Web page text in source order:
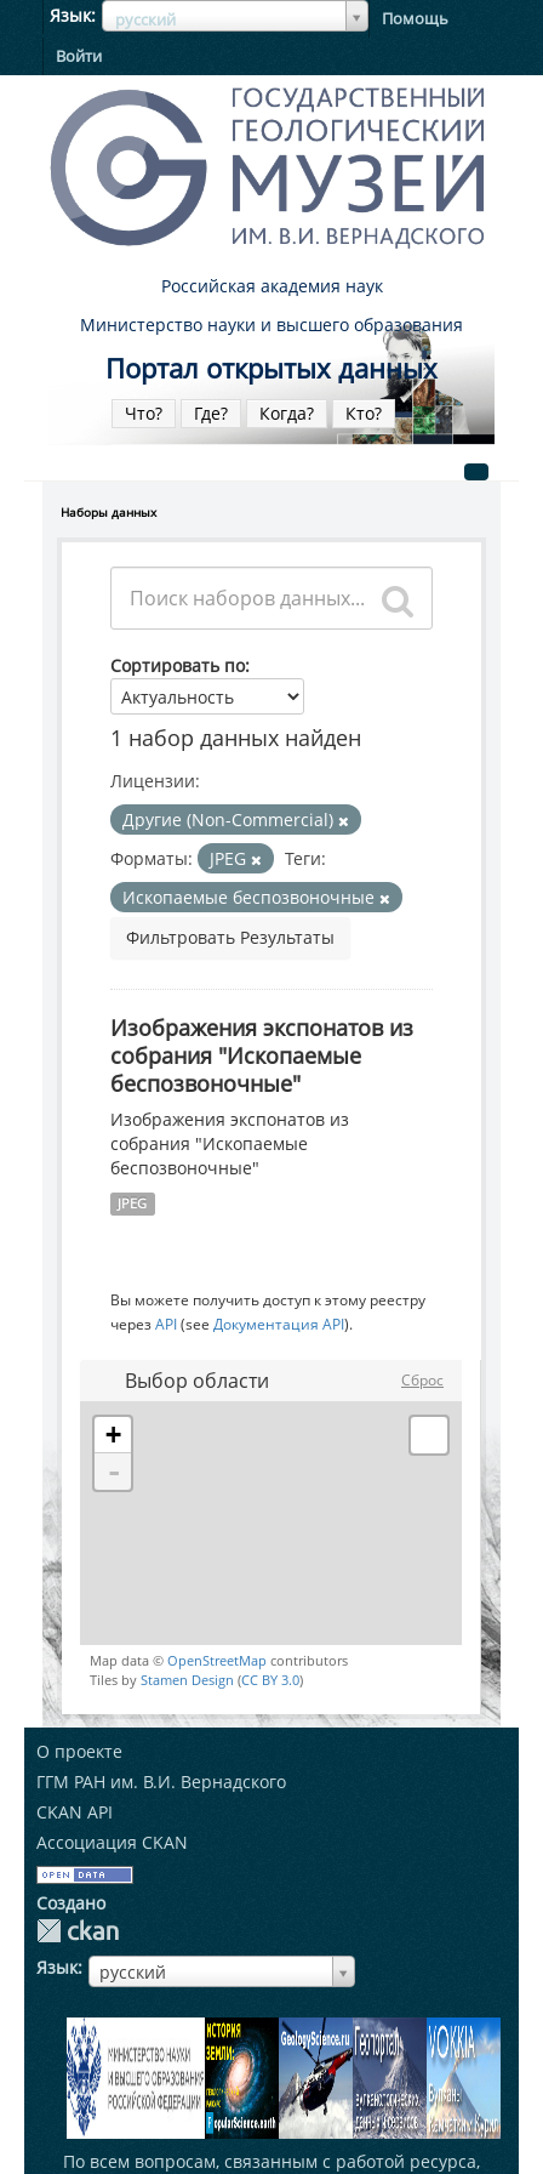
Язык русский
ЯзыкЯзык
Помощь
Войти
Российская академия наук
Министерство науки и высшего образования
Портал открытых данных
Что? Где? Когда? Кто?
Наборы данных
Сортировать по
1 набор данных найден
Лицензии:
Другие (Non-Commercial)
Форматы:
JPEG
Теги:
Ископаемые беспозвоночные
Фильтровать Результаты
Изображения экспонатов из
собрания "Ископаемые
беспозвоночные"
Изображения экспонатов из
собрания "Ископаемые
беспозвоночные"
JPEG
Вы можете получить доступ к этому реестру
черезAPI(see Документация API).
Выбор области Сброс
+
-
Map data © OpenStreetMap contributors
Tiles by Stamen Design (CC BY 3.0)
О проекте
ГГМ РАН им. В.И. Вернадского
CKAN API
Ассоциация CKAN
Создано
Язык русский
ЯзыкЯзык
По всем вопросам, связанным с работой ресурса,